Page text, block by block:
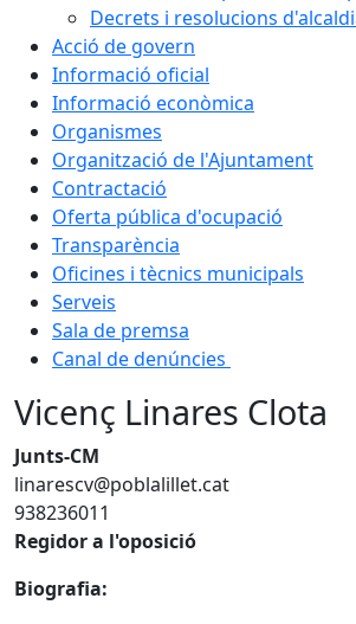
Decrets i resolucions
Acció de govern
Informació oficial
Informació econòmica
Organismes
Organització de l'Ajuntament
Contractació
Oferta pública d'ocupació
Transparència
Oficines i tècnics municipals
Serveis
Sala de premsa
Canal de denúncies
Vicenç Linares Clota
Junts-CM
linarescv@poblalillet.cat
938236011
Regidor a l'oposició
Biografia: